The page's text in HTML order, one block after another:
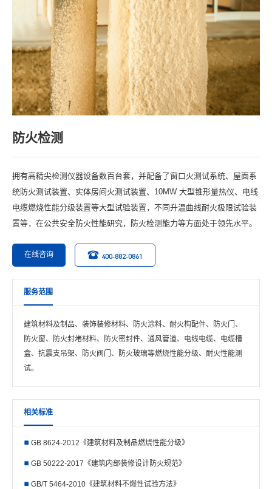
防火检测
拥有高精尖检测仪器设备数百台套，并配备了窗口火测试系统、屋面系
统防火测试装置、实体房间火测试装置、10MW 大型锥形量热仪、电线
电缆燃烧性能分级装置等大型试验装置，不同升温曲线耐火极限试验装
置等，在公共安全防火性能研究，防火检测能力等方面处于领先水平。
在线咨询 400-882-0861
服务范围
建筑材料及制品、装饰装修材料、防火涂料、耐火构配件、防火门、
防火窗、防火封堵材料、防火密封件、通风管道、电线电缆、电缆槽
盒、抗震支吊架、防火阀门、防火玻璃等燃烧性能分级、耐火性能测
试。
相关标准
GB 8624-2012《建筑材料及制品燃烧性能分级》
GB 50222-2017《建筑内部装修设计防火规范》
GB/T 5464-2010《建筑材料不燃性试验方法》